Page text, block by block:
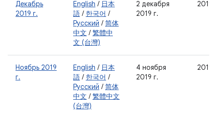
Декабрь
2019 г.
English / 日本
語 / 한국어 /
Русский /简体
中文 /繁體中
文 (台灣)
2 декабря
2019 г.
Ноябрь 2019
г.
English / 日本
語 / 한국어 /
Русский /简体
中文 /繁體中文
(台灣)
4 ноября
2019 г.